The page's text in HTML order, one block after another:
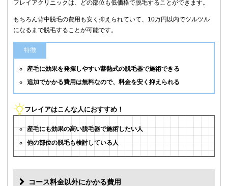
フレイアクリニックは、どの部位も低価格で脱毛することができます。
もちろん背中脱毛の費用も安く抑えられていて、10万円以内でツルツル
になるまで脱毛することが可能です。
特徴
産毛に効果を発揮しやすい蓄熱式の脱毛器で施術できる
追加でかかる費用は無料なので、料金を安く抑えられる
フレイアはこんな人におすすめ！
産毛にも効果の高い脱毛器で施術したい人
他の部位の脱毛も検討している人
コース料金以外にかかる費用